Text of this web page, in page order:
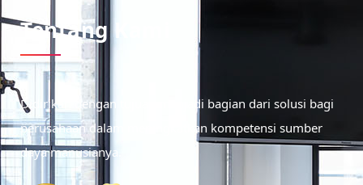
Tentang Kami
Didirikan dengan tujuan menjadi bagian dari solusi bagi
perusahaan dalam meningkatkan kompetensi sumber
daya manusianya.